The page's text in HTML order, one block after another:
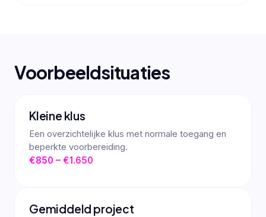
Voorbeeldsituaties
Kleine klus
Een overzichtelijke klus met normale toegang en
beperkte voorbereiding.
€850 – €1.650
Gemiddeld project